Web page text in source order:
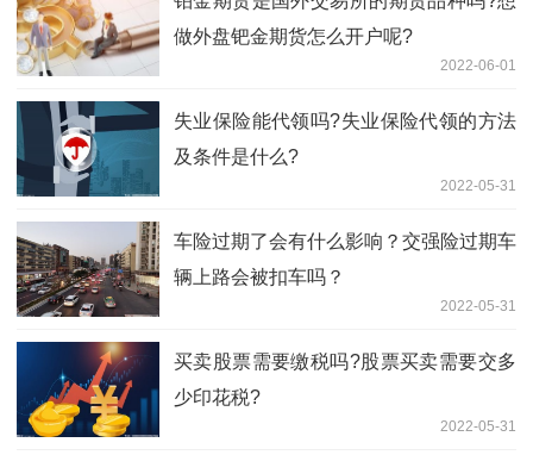
做外盘钯金期货怎么开户呢?
2022-06-01
失业保险能代领吗?失业保险代领的方法
及条件是什么?
2022-05-31
车险过期了会有什么影响？交强险过期车
辆上路会被扣车吗？
2022-05-31
买卖股票需要缴税吗?股票买卖需要交多
少印花税?
2022-05-31